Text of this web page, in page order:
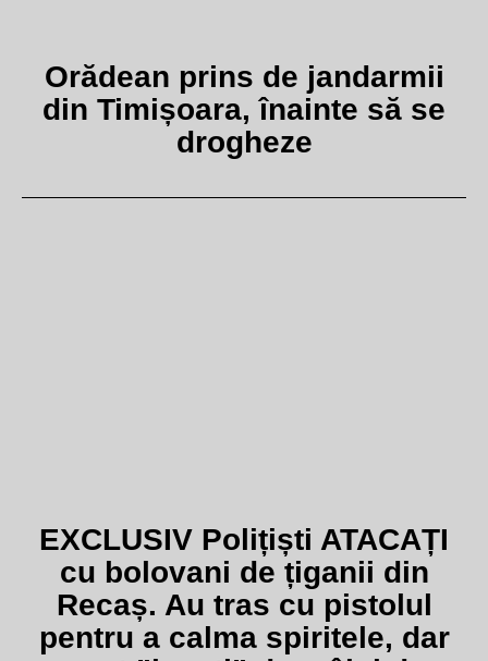
Orădean prins de jandarmii
din Timișoara, înainte să se
drogheze
EXCLUSIV Polițiști ATACAȚI
cu bolovani de țiganii din
Recaș. Au tras cu pistolul
pentru a calma spiritele, dar